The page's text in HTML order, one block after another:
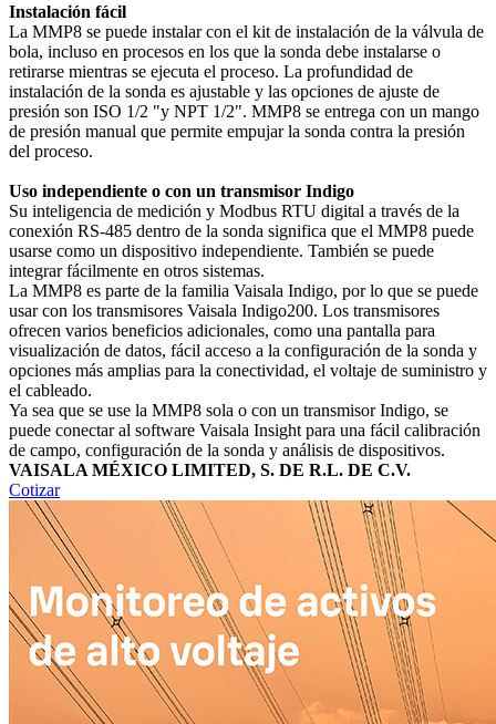
Instalación fácil
La MMP8 se puede instalar con el kit de instalación de la válvula de
bola, incluso en procesos en los que la sonda debe instalarse o
retirarse mientras se ejecuta el proceso. La profundidad de
instalación de la sonda es ajustable y las opciones de ajuste de
presión son ISO 1/2 "y NPT 1/2". MMP8 se entrega con un mango
de presión manual que permite empujar la sonda contra la presión
del proceso.
Uso independiente o con un transmisor Indigo
Su inteligencia de medición y Modbus RTU digital a través de la
conexión RS‐485 dentro de la sonda significa que el MMP8 puede
usarse como un dispositivo independiente. También se puede
integrar fácilmente en otros sistemas.
La MMP8 es parte de la familia Vaisala Indigo, por lo que se puede
usar con los transmisores Vaisala Indigo200. Los transmisores
ofrecen varios beneficios adicionales, como una pantalla para
visualización de datos, fácil acceso a la configuración de la sonda y
opciones más amplias para la conectividad, el voltaje de suministro y
el cableado.
Ya sea que se use la MMP8 sola o con un transmisor Indigo, se
puede conectar al software Vaisala Insight para una fácil calibración
de campo, configuración de la sonda y análisis de dispositivos.
VAISALA MÉXICO LIMITED, S. DE R.L. DE C.V.
Cotizar